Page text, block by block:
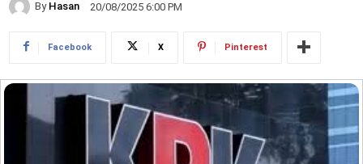
By Hasan 20/08/2025 6:00 PM
Facebook X Pinterest